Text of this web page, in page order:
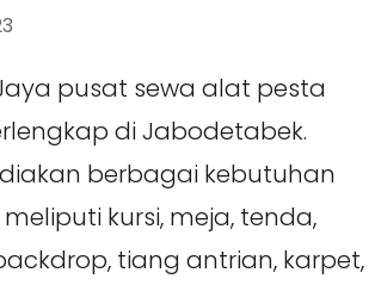
pusat sewa alat pesta
di Jabodetabek.
berbagai kebutuhan
kursi, meja, tenda,
tiang antrian, karpet,